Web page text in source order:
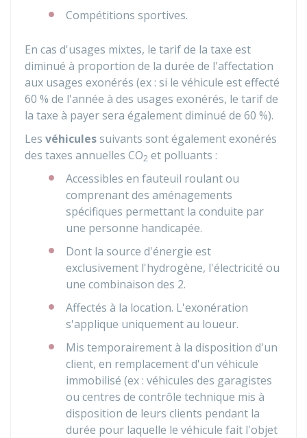
Compétitions sportives.
En cas d'usages mixtes, le tarif de la taxe est
diminué à proportion de la durée de l'affectation
aux usages exonérés (ex : si le véhicule est effecté
60 % de l'année à des usages exonérés, le tarif de
la taxe à payer sera également diminué de 60 %).
Les véhiculessuivants sont également exonérés
des taxes annuelles CO2 et polluants :
Accessibles en fauteuil roulant ou
comprenant des aménagements
spécifiques permettant la conduite par
une personne handicapée.
Dont la source d'énergie est
exclusivement l'hydrogène, l'électricité ou
une combinaison des 2.
Affectés à la location. L'exonération
s'applique uniquement au loueur.
Mis temporairement à la disposition d'un
client, en remplacement d'un véhicule
immobilisé (ex : véhicules des garagistes
ou centres de contrôle technique mis à
disposition de leurs clients pendant la
durée pour laquelle le véhicule fait l'objet